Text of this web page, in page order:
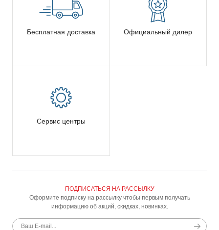
Бесплатная доставка Официальный дилер
Сервис центры
ПОДПИСАТЬСЯ НА РАССЫЛКУ
Оформите подписку на рассылку чтобы первым получать
информацию об акций, скидках, новинках.